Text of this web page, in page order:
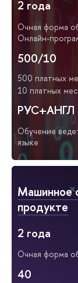
2 года
Очная форма
Онлайн-
500/10
500 платных
10 платных
РУС+АНГЛ
Обучение
языке
Машинное
продукте
2 года
Очная форма
40